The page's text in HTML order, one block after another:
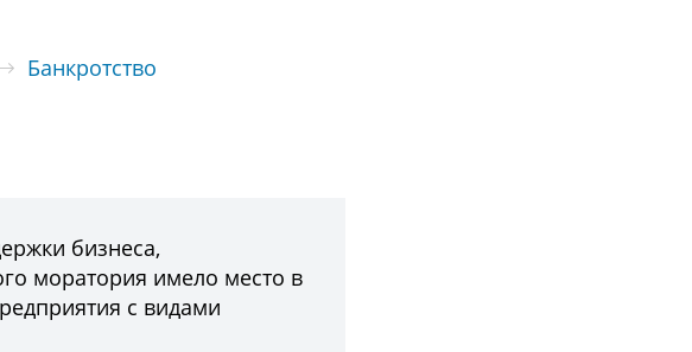
Банкротство
бизнеса,
моратория имело место в
с видами